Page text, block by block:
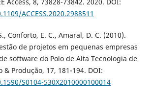
ACCESS.2020.2988511
Conforto, E. C., Amaral, D. C. (2010).
de projetos em pequenas empresas
software do Polo de Alta Tecnologia de
& Produção, 17, 181-194. DOI:
S0104-530X2010000100014